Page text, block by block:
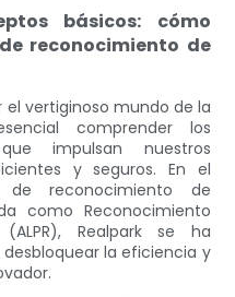
básicos: cómo
reconocimiento de
vertiginoso mundo de la
comprender los
impulsan nuestros
y seguros. En el
reconocimiento de
como Reconocimiento
Realpark se ha
la eficiencia y